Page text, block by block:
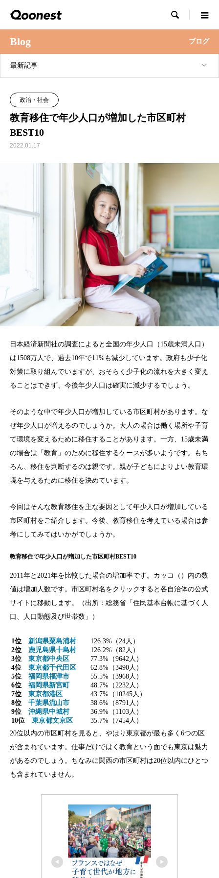

Blog ブログ
最新記事
政治・社会
教育移住で年少人口が増加した市区町村
BEST10
2022.01.17
日本経済新聞社の調査によると全国の年少人口（15歳未満人口）
は1508万人で、過去10年で11%も減少しています。政府も少子化
対策に取り組んでいますが、おそらく少子化の流れを大きく変え
ることはできず、今後年少人口は確実に減少するでしょう。
そのような中で年少人口が増加している市区町村があります。な
ぜ年少人口が増えるのでしょうか。大人の場合は働く場所や子育
て環境を変えるために移住することがあります。一方、15歳未満
の場合は「教育」のために移住するケースが多いようです。もち
ろん、移住を判断するのは親です。親が子どもによりよい教育環
境を与えるために移住を決めています。
今回はそんな教育移住を主な要因として年少人口が増加している
市区町村をご紹介します。今後、教育移住を考えている場合は参
考にしてみてはいかがでしょうか。
教育移住で年少人口が増加した市区町村BEST10
2011年と2021年を比較した場合の増加率です。カッコ（）内の数
値は増加人数です。市区町村名をクリックすると各自治体の公式
サイトに移動します。（出所：総務省「住民基本台帳に基づく人
口、人口動態及び世帯数」）
1位 新潟県粟島浦村
126.3%（24人）
2位 鹿児島県十島村
126.2%（82人）
3位 東京都中央区
77.3%（9642人）
4位 東京都千代田区
62.8%（3490人）
5位 福岡県福津市
55.5%（3968人）
6位 福岡県新宮町
48.7%（2232人）
7位 東京都港区
43.7%（10245人）
8位 千葉県流山市
38.6%（8791人）
9位 沖縄県中城村
36.9%（1103人）
10位 東京都文京区
35.7%（7454人）
20位以内の市区町村を見ると、やはり東京都が最も多く6つの区
が含まれています。仕事だけではく教育という面でも東京は魅力
があるのでしょう。ちなみに関西の市区町村は20位以内にひとつ
も含まれていません。